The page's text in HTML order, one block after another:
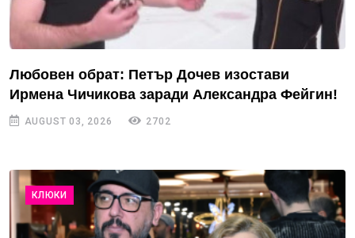
Любовен обрат: Петър Дочев изостави
Ирмена Чичикова заради Александра Фейгин!
AUGUST 03, 2026 2702
КЛЮКИ